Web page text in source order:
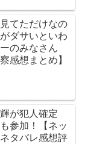
てただけなの
ダサいといわ
のみなさん
感想まとめ】
が犯人確定
参加！【ネッ
タバレ感想評